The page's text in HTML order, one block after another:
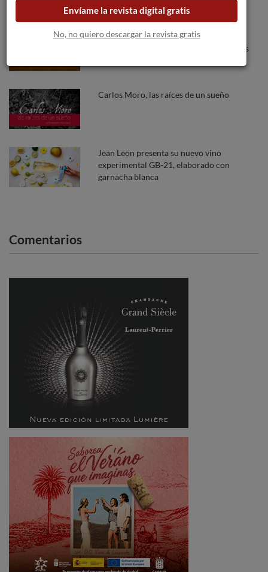
a Burdeos.
El C.R.D.O. Monterrei y la Ruta do Viño
Monterrei promueven un curso de inglés
Carlos Moro, las raíces de un sueño
Jean Leon presenta su nuevo vino
experimental GB-21, elaborado con
garnacha blanca
Comentarios
Envíame la revista digital gratis
No, no quiero descargar la revista gratis